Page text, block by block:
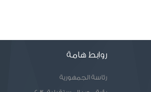
روابط هامة
رئاسة الجمهورية